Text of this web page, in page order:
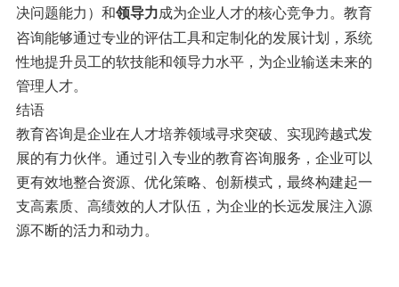
决问题能力）和领导力成为企业人才的核心竞争力。教育
咨询能够通过专业的评估工具和定制化的发展计划，系统
性地提升员工的软技能和领导力水平，为企业输送未来的
管理人才。
结语
教育咨询是企业在人才培养领域寻求突破、实现跨越式发
展的有力伙伴。通过引入专业的教育咨询服务，企业可以
更有效地整合资源、优化策略、创新模式，最终构建起一
支高素质、高绩效的人才队伍，为企业的长远发展注入源
源不断的活力和动力。